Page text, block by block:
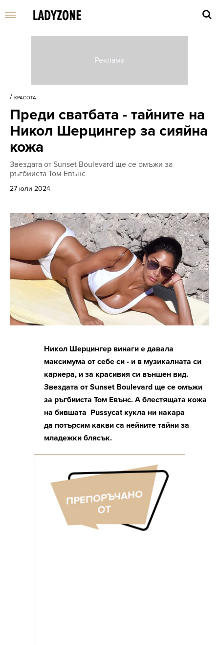
и
Enter
/ КРАСОТА
Преди сватбата - тайните на
Никол Шерцингер за сияйна
кожа
Звездата от Sunset Boulevard ще се омъжи за
ръгбииста Том Евънс
27 юли 2024
Никол Шерцингер винаги е давала
максимума от себе си - и в музикалната си
кариера, и за красивия си външен вид.
Звездата от Sunset Boulevard ще се омъжи
за ръгбииста Том Евънс. А блестящата кожа
на бившата Pussycat кукла ни накара
да потърсим какви са нейните тайни за
младежки блясък.